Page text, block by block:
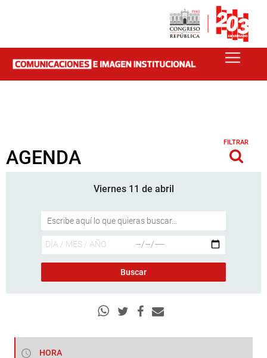
AGENDA
FILTRAR
Viernes 11 de abril
HORA